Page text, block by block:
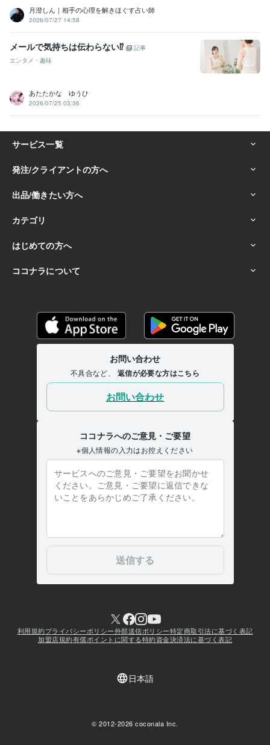
月澄しん｜相手の心理を解きほぐす占い師
2026/07/27 14:58
メールで気持ちは伝わらない⁉
記事
エンタメ・趣味
あたたかな ゆうひ
2026/07/25 03:36